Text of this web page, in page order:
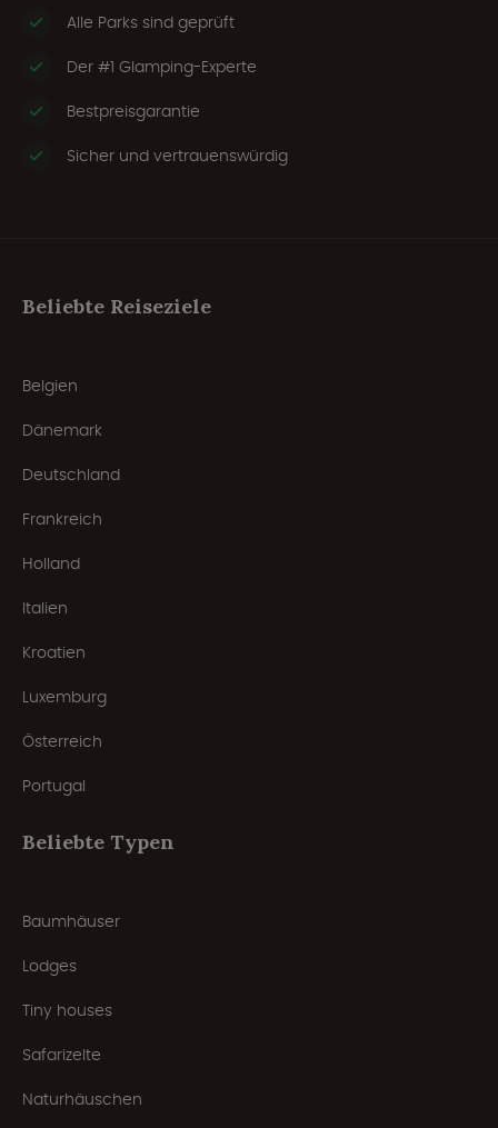
Alle Parks sind geprüft
Der #1 Glamping-Experte
Bestpreisgarantie
Sicher und vertrauenswürdig
Beliebte Reiseziele
Belgien
Dänemark
Deutschland
Frankreich
Holland
Italien
Kroatien
Luxemburg
Österreich
Portugal
Beliebte Typen
Baumhäuser
Lodges
Tiny houses
Safarizelte
Naturhäuschen